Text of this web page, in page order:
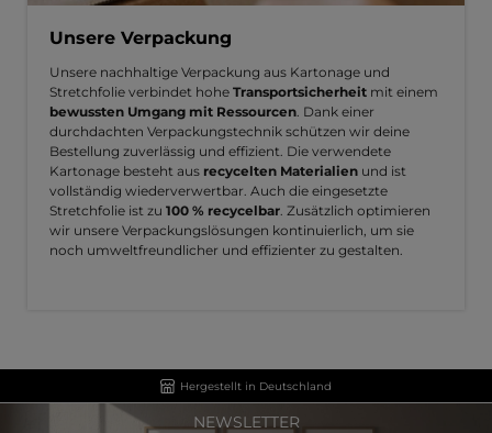
Unsere Verpackung
Unsere nachhaltige Verpackung aus Kartonage und
Stretchfolie verbindet hohe Transportsicherheit mit einem
bewussten Umgang mit Ressourcen . Dank einer
durchdachten Verpackungstechnik schützen wir deine
Bestellung zuverlässig und effizient. Die verwendete
Kartonage besteht aus recycelten Materialien und ist
vollständig wiederverwertbar. Auch die eingesetzte
Stretchfolie ist zu 100 % recycelbar . Zusätzlich optimieren
wir unsere Verpackungslösungen kontinuierlich, um sie
noch umweltfreundlicher und effizienter zu gestalten.
Hergestellt in Deutschland
NEWSLETTER